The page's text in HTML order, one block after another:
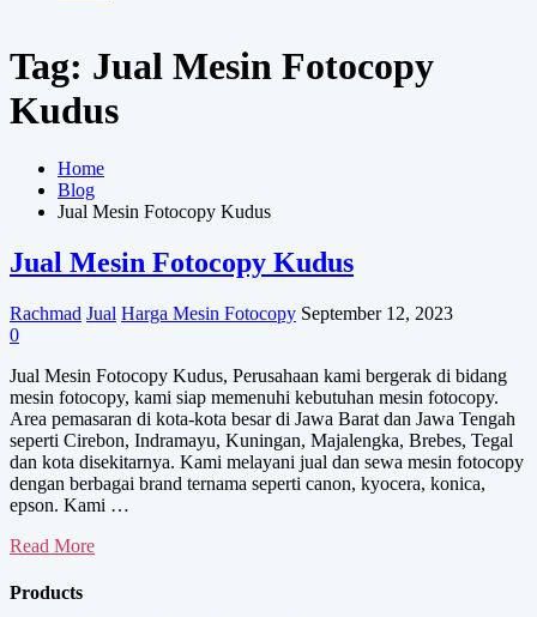
Tag: Jual Mesin Fotocopy
Kudus
Home
Blog
Jual Mesin Fotocopy Kudus
Jual Mesin Fotocopy Kudus
Rachmad Jual Harga Mesin Fotocopy September 12, 2023
0
Jual Mesin Fotocopy Kudus, Perusahaan kami bergerak di bidang
mesin fotocopy, kami siap memenuhi kebutuhan mesin fotocopy.
Area pemasaran di kota-kota besar di Jawa Barat dan Jawa Tengah
seperti Cirebon, Indramayu, Kuningan, Majalengka, Brebes, Tegal
dan kota disekitarnya. Kami melayani jual dan sewa mesin fotocopy
dengan berbagai brand ternama seperti canon, kyocera, konica,
epson. Kami …
Jual
Fotocopy
Read More
Products